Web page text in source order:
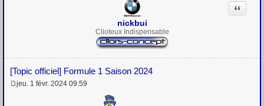
nickbui
Clioteux Indispensable
[Topic officiel] Formule 1 Saison 2024
Citation
M
jeu. 1 févr. 2024 09:59